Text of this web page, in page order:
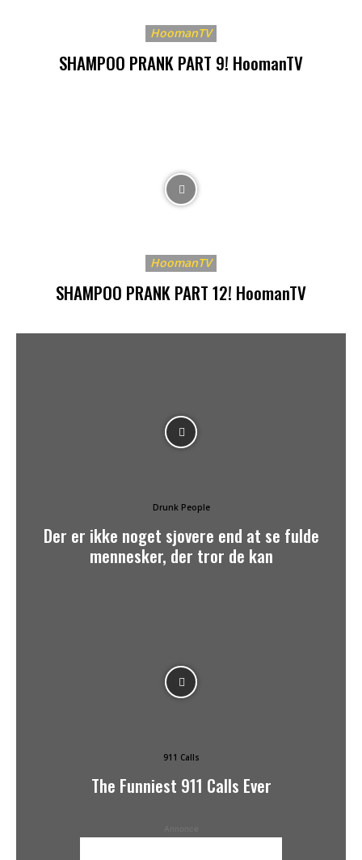
HoomanTV
SHAMPOO PRANK PART 9! HoomanTV
HoomanTV
SHAMPOO PRANK PART 12! HoomanTV
Drunk People
Der er ikke noget sjovere end at se fulde
mennesker, der tror de kan
911 Calls
The Funniest 911 Calls Ever